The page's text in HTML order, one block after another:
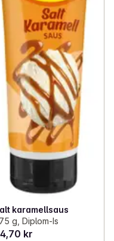
karamellsaus
g, Diplom-Is
kr